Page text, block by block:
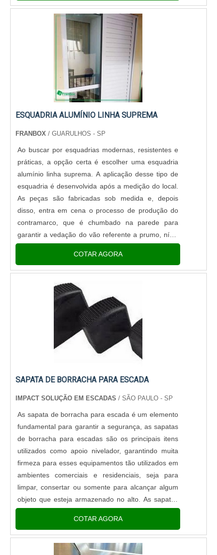
ESQUADRIA ALUMÍNIO LINHA SUPREMA
FRANBOX / GUARULHOS - SP
Ao buscar por esquadrias modernas, resistentes e
práticas, a opção certa é escolher uma esquadria
alumínio linha suprema. A aplicação desse tipo de
esquadria é desenvolvida após a medição do local.
As peças são fabricadas sob medida e, depois
disso, entra em cena o processo de produção do
contramarco, que é chumbado na parede para
garantir a vedação do vão referente a prumo, nível
produtoResidências C....
COTAR AGORA
SAPATA DE BORRACHA PARA ESCADA
IMPACT SOLUÇÃO EM ESCADAS / SÃO PAULO - SP
As sapata de borracha para escada é um elemento
fundamental para garantir a segurança, as sapatas
de borracha para escadas são os principais itens
utilizados como apoio nivelador, garantindo muita
firmeza para esses equipamentos tão utilizados em
ambientes comerciais e residenciais, seja para
limpar, consertar ou somente para alcançar algum
objeto que esteja armazenado no alto. As sapatas
estabilidade no momento de utilização da escada,
impedindo que ela escorregue no chão, diminuindo
o risco de acidentes e também protegendo o piso
COTAR AGORA